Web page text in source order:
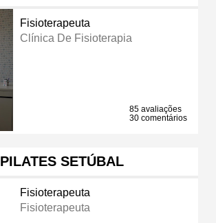
Fisioterapeuta
Clínica De Fisioterapia
85 avaliações
30 comentários
PILATES SETÚBAL
Fisioterapeuta
Fisioterapeuta